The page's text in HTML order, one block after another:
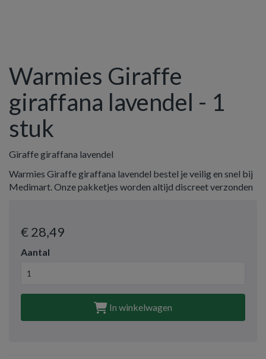
Warmies Giraffe
giraffana lavendel - 1
stuk
Giraffe giraffana lavendel
Warmies Giraffe giraffana lavendel bestel je veilig en snel bij
Medimart. Onze pakketjes worden altijd discreet verzonden
€ 28,49
Aantal
In winkelwagen